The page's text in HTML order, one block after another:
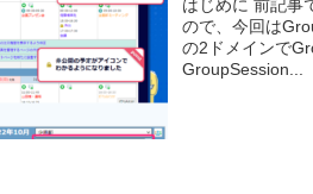
はじめに 前記事
ので、今回は
の2ドメインで
GroupSession...